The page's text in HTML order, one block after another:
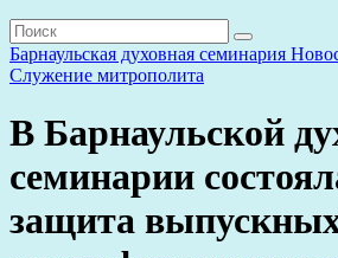
Барнаульская духовная семинария
Служение митрополита
В Барнаульской
семинарии
защита